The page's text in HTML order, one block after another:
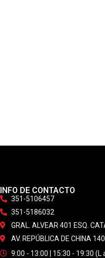
INFO DE CONTACTO
351-5106457
351-5186032
GRAL. ALVEAR 401 ESQ.
AV. REPÚBLICA DE CHINA
9:00 - 13:00 | 15:30 - 19:30 (L